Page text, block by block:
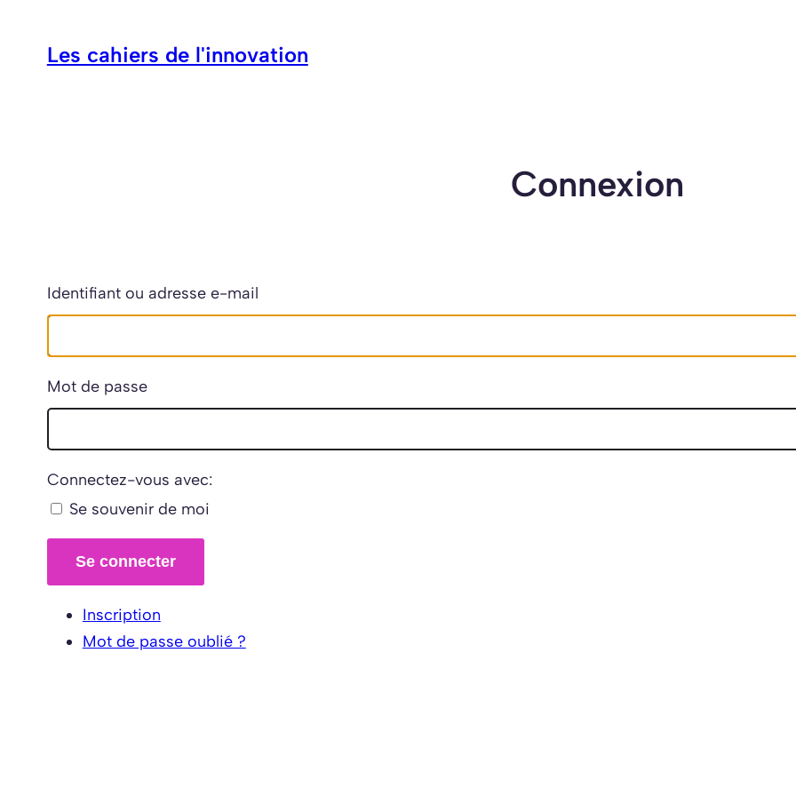
Les cahiers de l'innovation
Connexion
Identifiant ou adresse e-mail
Mot de passe
Connectez-vous avec:
Se souvenir de moi
Se connecter
Inscription
Mot de passe oublié ?